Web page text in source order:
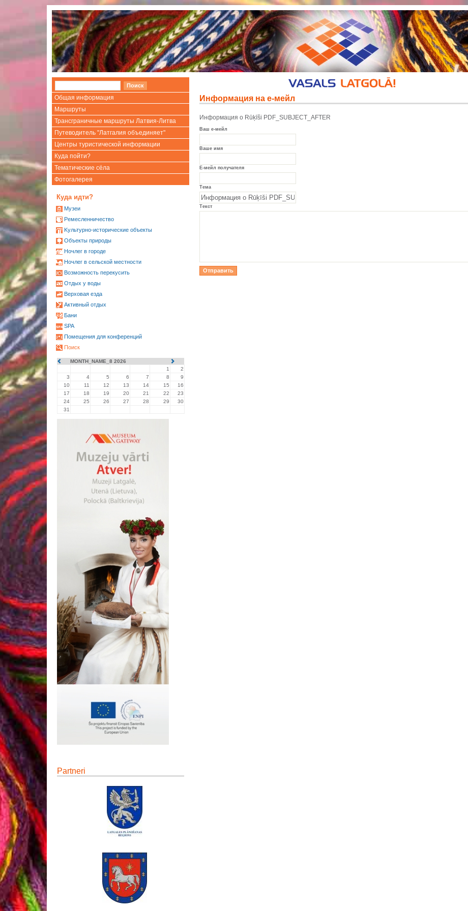
Общая информация
Маршруты
Трансграничные маршруты Латвия-Литва
Путеводитель "Латгалия объединяет"
Центры туристической информации
Куда пойти?
Тематические сёла
Фотогалерея
Куда идти?
Mузеи
Ремесленничество
Kультурно-историческиe объекты
Oбъекты природы
Ночлег в городе
Ночлег в сельской местности
Возможность перекусить
Oтдых у воды
Верховая езда
Активный отдых
Бани
SPA
Помещения для конференций
Поиск
MONTH_NAME_8 2026
1
2
3
4 5 6 7 8
9
10
11 12 13 14 15
16
17
18 19 20 21 22
23
24
25 26 27 28 29
30
31
Partneri
Информация на е-мейл
Информация о Rūķīši PDF_SUBJECT_AFTER
Ваш е-мейл
Ваше имя
Е-мейл получателя
Тема
Текст